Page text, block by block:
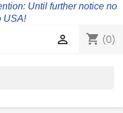
Until further notice no
USA!
shopping_cart (0)
